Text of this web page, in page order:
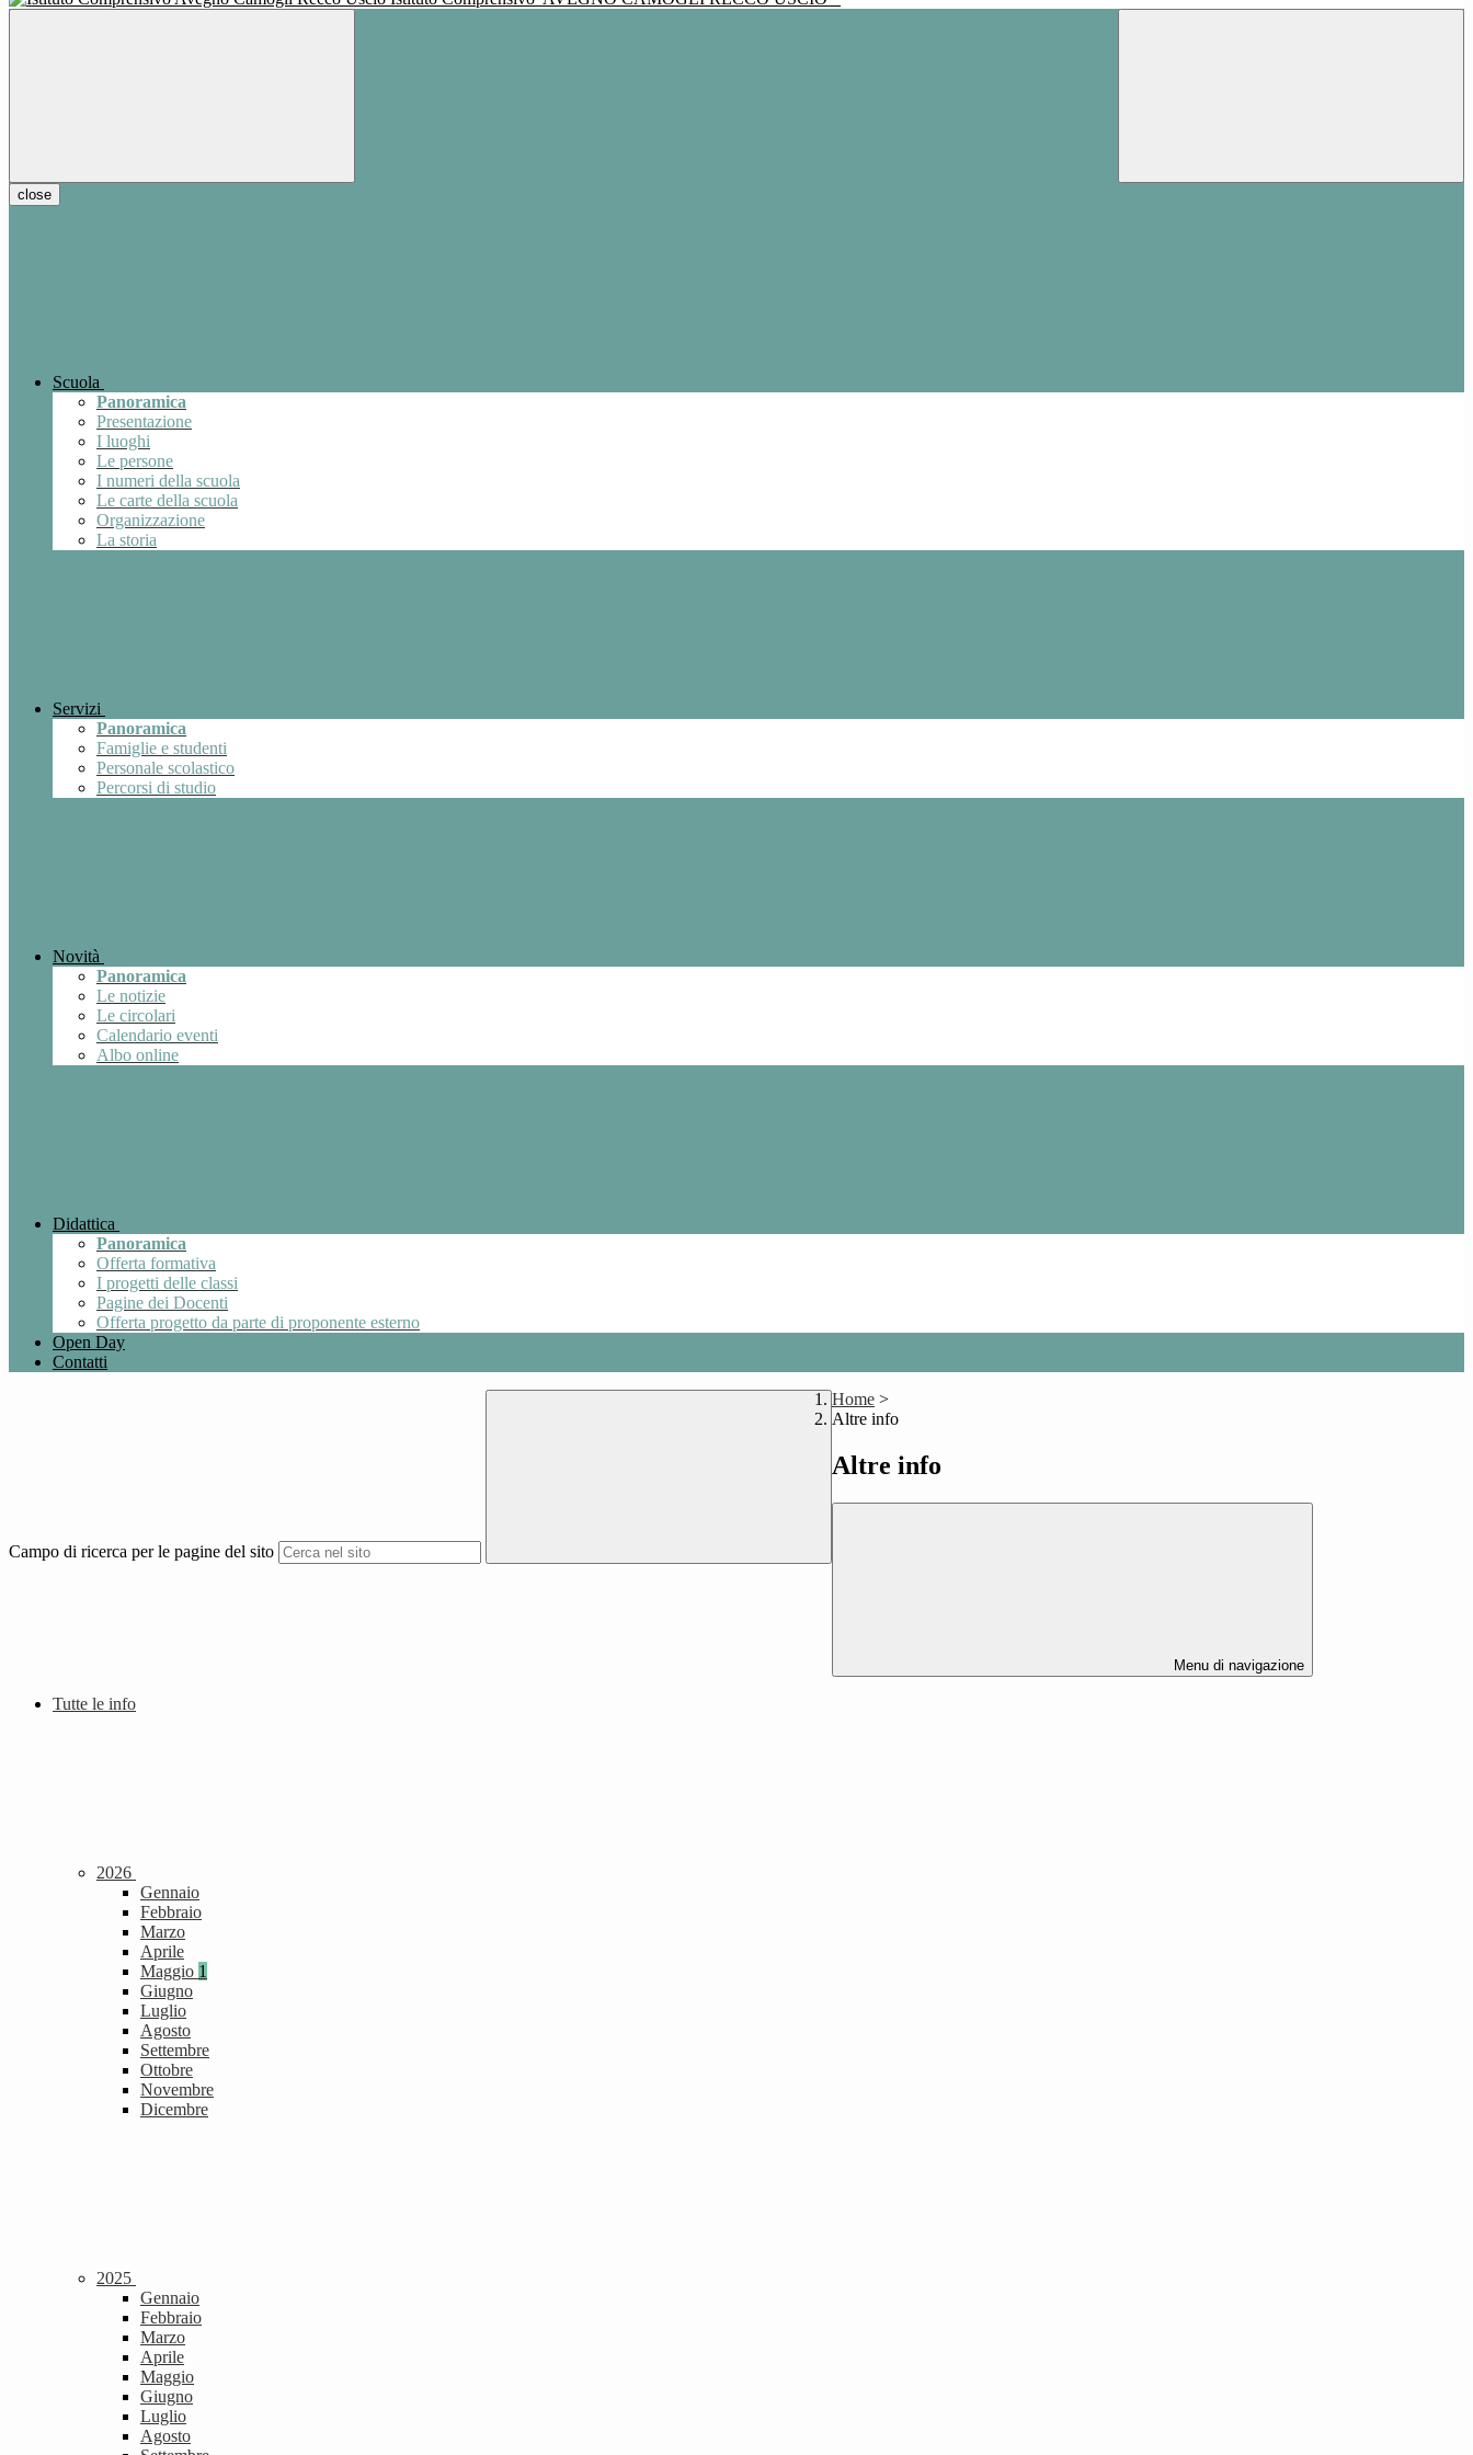
close
Scuola
Panoramica
Presentazione
I luoghi
Le persone
I numeri della scuola
Le carte della scuola
Organizzazione
La storia
Servizi
Panoramica
Famiglie e studenti
Personale scolastico
Percorsi di studio
Novità
Panoramica
Le notizie
Le circolari
Calendario eventi
Albo online
Didattica
Panoramica
Offerta formativa
I progetti delle classi
Pagine dei Docenti
Offerta progetto da parte di proponente esterno
Open Day
Contatti
Campo di ricerca per le pagine del sito
Home >
Altre info
Altre info
Menu di navigazione
Tutte le info
2026
Gennaio
Febbraio
Marzo
Aprile
Maggio 1
Giugno
Luglio
Agosto
Settembre
Ottobre
Novembre
Dicembre
2025
Gennaio
Febbraio
Marzo
Aprile
Maggio
Giugno
Luglio
Agosto